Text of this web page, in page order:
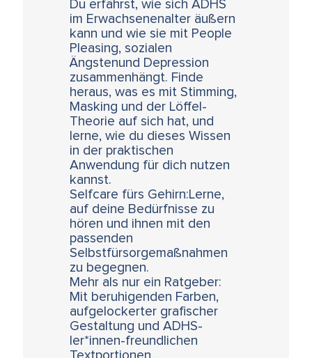
Du erfährst, wie sich ADHS
im Erwachsenenalter äußern
kann und wie sie mit People
Pleasing, sozialen
Ängstenund Depression
zusammenhängt. Finde
heraus, was es mit Stimming,
Masking und der Löffel-
Theorie auf sich hat, und
lerne, wie du dieses Wissen
in der praktischen
Anwendung für dich nutzen
kannst.
Selfcare fürs Gehirn:Lerne,
auf deine Bedürfnisse zu
hören und ihnen mit den
passenden
Selbstfürsorgemaßnahmen
zu begegnen.
Mehr als nur ein Ratgeber:
Mit beruhigenden Farben,
aufgelockerter grafischer
Gestaltung und ADHS-
ler*innen-freundlichen